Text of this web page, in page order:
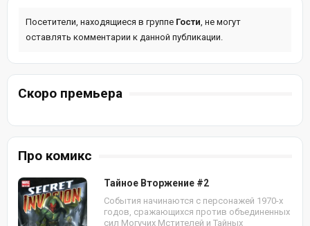
Посетители, находящиеся в группе Гости, не могут
оставлять комментарии к данной публикации.
Скоро премьера
Про комикс
Тайное Вторжение #2
События начинаются с персонажей 1970-х
годов, сражающихся против объединенных
сил Могучих Мстителей и Тайных